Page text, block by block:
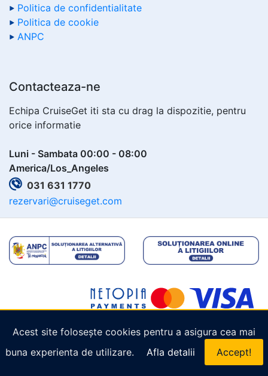
Acest site folosește cookies pentru a asigura cea mai
buna experienta de utilizare.
Afla detalii Accept!
Politica de confidentialitate
Politica de cookie
ANPC
Contacteaza-ne
Echipa CruiseGet iti sta cu drag la dispozitie, pentru
orice informatie
Luni - Sambata 00:00 - 08:00
America/Los_Angeles
031 631 1770
rezervari@cruiseget.com
Copyright © 2026 Cruiseget.com . Toate drepturile
rezervate.